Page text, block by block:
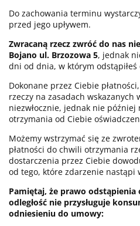
Do zachowania terminu
przed jego upływem.
Zwracaną rzecz zwróć do nas
Bojano ul. Brzozowa 5, jednak
dni od dnia, w którym odstąpiłeś
Dokonane przez Ciebie
rzeczy na zasadach
niezwłocznie, jednak nie
otrzymania od Ciebie
Możemy wstrzymać się ze
płatności do chwili otrzymania
dostarczenia przez Ciebie
od tego, które zdarzenie nastąpi
Pamiętaj, że prawo
odległość nie przysługuje
odniesieniu do umowy: